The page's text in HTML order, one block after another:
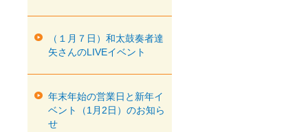
（１月７日）和太鼓奏者達
矢さんのLIVEイベント
年末年始の営業日と新年イ
ベント（1月2日）のお知ら
せ